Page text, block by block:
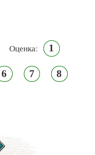
Оценка: 1
6 7 8